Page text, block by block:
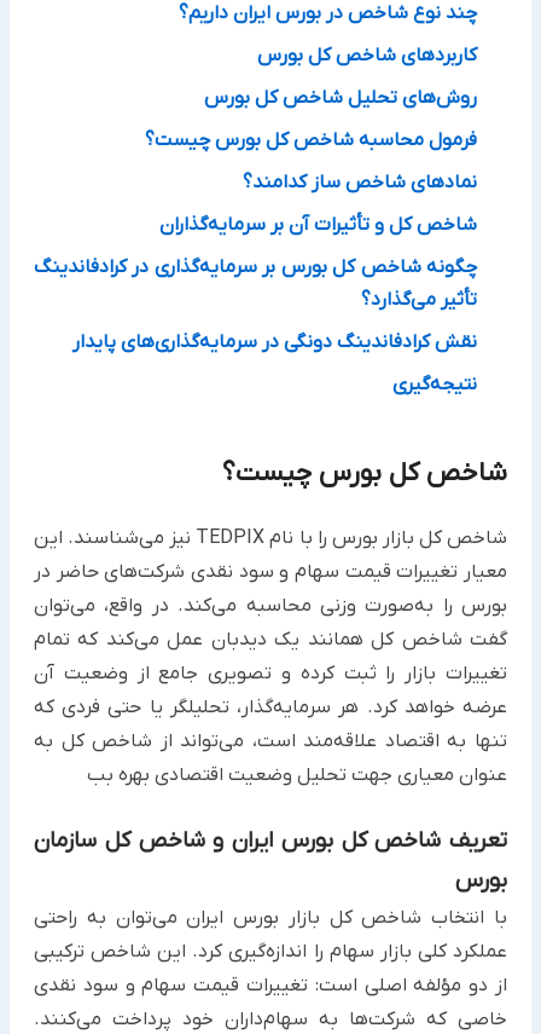
چند نوع شاخص در بورس ایران داریم؟
کاربردهای شاخص کل بورس
روش‌های تحلیل شاخص کل بورس
فرمول محاسبه شاخص کل بورس چیست؟
نمادهای شاخص ‌ساز کدامند؟
شاخص کل و تأثیرات آن بر سرمایه‌گذاران
چگونه شاخص کل بورس بر سرمایه‌گذاری در کرادفاندینگ
تأثیر می‌گذارد؟
نقش کرادفاندینگ دونگی در سرمایه‌گذاری‌های پایدار
نتیجه‌گیری
شاخص کل بورس چیست؟
شاخص کل بازار بورس را با نام TEDPIX نیز می‌شناسند. این
معیار تغییرات قیمت سهام و سود نقدی شرکت‌های حاضر در
بورس را به‌صورت وزنی محاسبه می‌کند. در واقع، می‌توان
گفت شاخص کل همانند یک دیدبان عمل می‌کند که تمام
تغییرات بازار را ثبت کرده و تصویری جامع از وضعیت آن
عرضه خواهد کرد. هر سرمایه‌گذار، تحلیلگر یا حتی فردی که
تنها به اقتصاد علاقه‌مند است، می‌تواند از شاخص کل به
عنوان معیاری جهت تحلیل وضعیت اقتصادی بهره بب
تعریف شاخص کل بورس ایران و شاخص کل سازمان
بورس
با انتخاب شاخص کل بازار بورس ایران می‌توان به راحتی
عملکرد کلی بازار سهام را اندازه‌گیری کرد. این شاخص ترکیبی
از دو مؤلفه اصلی است: تغییرات قیمت سهام و سود نقدی
خاصی که شرکت‌ها به سهام‌داران خود پرداخت می‌کنند.